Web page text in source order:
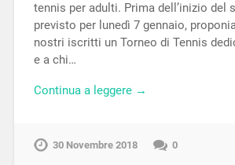
tennis per adulti. Prima dell’inizio del
previsto per lunedì 7 gennaio,
nostri iscritti un Torneo di Tennis
e a chi…
Continua a leggere →
30 Novembre 2018 0